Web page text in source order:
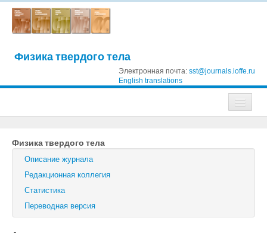
Физика твердого тела
Электронная почта: sst@journals.ioffe.ru
English translations
Журнал технической физики
Письма в Журнал технической физики
Физика твердого тела
Физика и техника полупроводников
Физика твердого тела
Описание журнала
Редакционная коллегия
Статистика
Переводная версия